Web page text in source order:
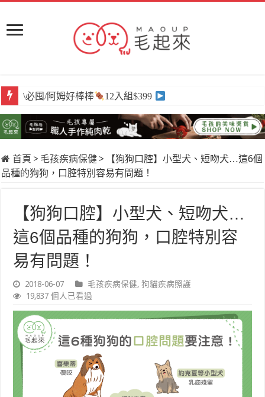
\必囤/阿姆好棒棒 12入組$399
首頁 > 毛孩疾病保健 >
【狗狗口腔】小型犬、短吻犬…這6個
品種的狗狗，口腔特別容易有問題！
【狗狗口腔】小型犬、短吻犬…
這6個品種的狗狗，口腔特別容
易有問題！
2018-06-07 毛孩疾病保健,狗貓疾病照護
19,837 個人已看過